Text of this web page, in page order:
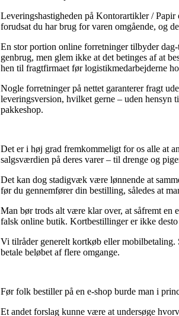
Leveringshastigheden på Kontorartikler /
forudsat du har brug for varen omgående, og
En stor portion online forretninger tilbyder
genbrug, men glem ikke at det betinges af at
hen til fragtfirmaet før logistikmedarbejderne
Nogle forretninger på nettet garanterer fragt
leveringsversion, hvilket gerne – uden
pakkeshop.
Det er i høj grad fremkommeligt for os alle at
salgsværdien på deres varer – til drenge og
Det kan dog stadigvæk være lønnende at
før du gennemfører din bestilling, således at
Man bør trods alt være klar over, at såfremt en
falsk online butik. Kortbestillinger er ikke
Vi tilråder generelt kortkøb eller
betale beløbet af flere omgange.
Før folk bestiller på en e-shop burde man i
Et andet forslag kunne være at undersøge